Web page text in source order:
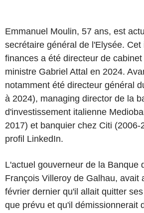
Emmanuel Moulin, 57 ans, est
secrétaire général de l'Elysée.
finances a été directeur de
ministre Gabriel Attal en 2024.
notamment été directeur général
à 2024), managing director de la
d'investissement italienne
2017) et banquier chez Citi (2006-
profil LinkedIn.
L'actuel gouverneur de la Banque
François Villeroy de Galhau, avait
février dernier qu'il allait quitter
que prévu et qu'il démissionnerait